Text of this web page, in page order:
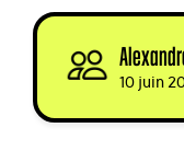
10 juin